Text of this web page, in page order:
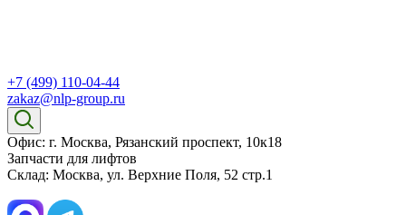
+7 (499) 110-04-44
zakaz@nlp-group.ru
Офис: г. Москва, Рязанский проспект, 10к18
Запчасти для лифтов
Склад: Москва, ул. Верхние Поля, 52 стр.1